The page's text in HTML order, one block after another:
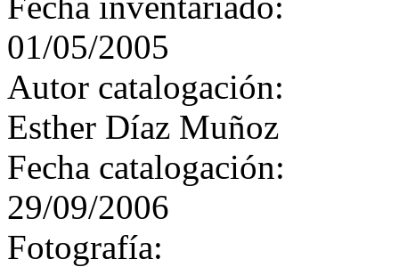
01/05/2005
Autor catalogación:
Esther Díaz Muñoz
Fecha catalogación:
29/09/2006
Fotografía: